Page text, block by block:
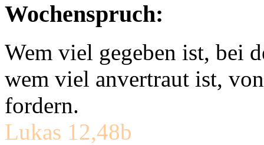
Wochenspruch:
Wem viel gegeben ist, bei
wem viel anvertraut ist,
fordern.
Lukas 12,48b